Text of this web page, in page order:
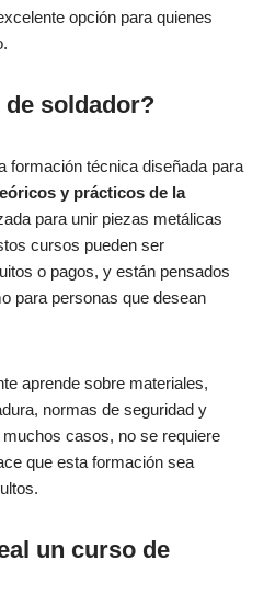
opción para quienes
de soldador?
formación técnica diseñada para
y prácticos de la
para unir piezas metálicas
cursos pueden ser
o pagos, y están pensados
para personas que desean
aprende sobre materiales,
normas de seguridad y
casos, no se requiere
que esta formación sea
un curso de